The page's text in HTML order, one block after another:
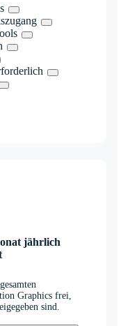
jährlich
Graphics frei,
sind.